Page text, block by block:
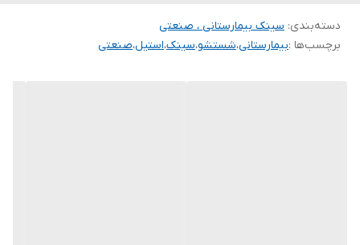
دسته‌بندی: سینک بیمارستانی ، صنعتی
برچسب‌ها :بیمارستانی،شستشو،سینک،استیل،صنعتی